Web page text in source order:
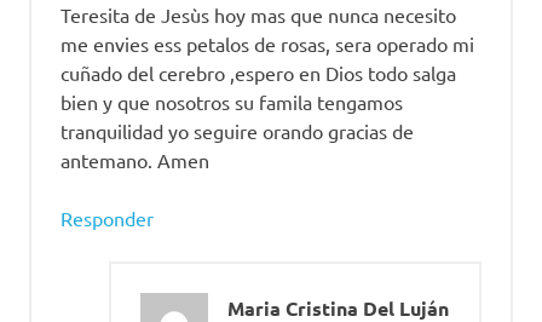
Teresita de Jesùs hoy mas que nunca necesito
me envies ess petalos de rosas, sera operado mi
cuñado del cerebro ,espero en Dios todo salga
bien y que nosotros su famila tengamos
tranquilidad yo seguire orando gracias de
antemano. Amen
Responder
Maria Cristina Del Luján